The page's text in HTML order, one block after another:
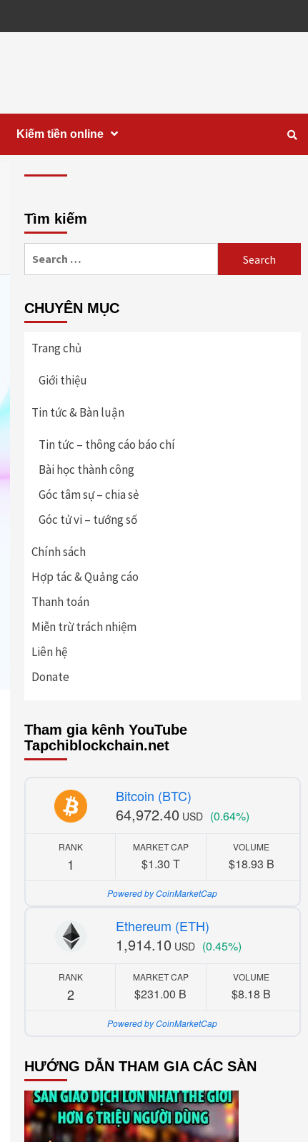
Kiếm tiền online
Tìm kiếm
CHUYÊN MỤC
Trang chủ
Giới thiệu
Tin tức & Bàn luận
Tin tức – thông cáo báo chí
Bài học thành công
Góc tâm sự – chia sẻ
Góc tử vi – tướng số
Chính sách
Hợp tác & Quảng cáo
Thanh toán
Miễn trừ trách nhiệm
Liên hệ
Donate
Tham gia kênh YouTube
Tapchiblockchain.net
Bitcoin (BTC)
64,972.40 USD (0.64%)
RANK
1
MARKET CAP
$1.30 T
VOLUME
$18.93 B
Powered by CoinMarketCap
Ethereum (ETH)
1,914.10 USD (0.45%)
RANK
2
MARKET CAP
$231.00 B
VOLUME
$8.18 B
Powered by CoinMarketCap
HƯỚNG DẪN THAM GIA CÁC SÀN